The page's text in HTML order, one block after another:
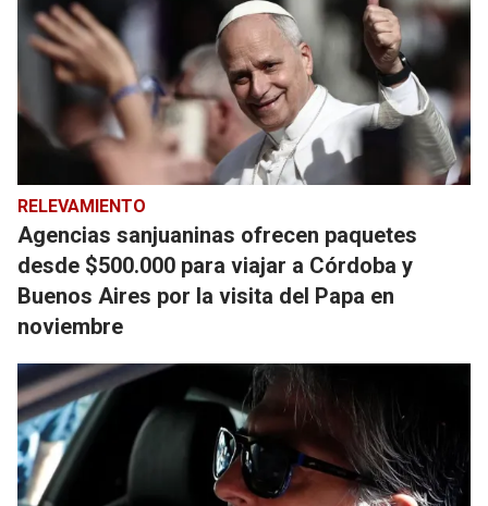
RELEVAMIENTO
Agencias sanjuaninas ofrecen paquetes
desde $500.000 para viajar a Córdoba y
Buenos Aires por la visita del Papa en
noviembre